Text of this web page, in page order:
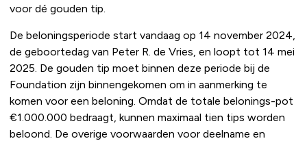
voor dé gouden tip.
De beloningsperiode start vandaag op 14 november 2024,
de geboortedag van Peter R. de Vries, en loopt tot 14 mei
2025. De gouden tip moet binnen deze periode bij de
Foundation zijn binnengekomen om in aanmerking te
komen voor een beloning. Omdat de totale belonings-pot
€1.000.000 bedraagt, kunnen maximaal tien tips worden
beloond. De overige voorwaarden voor deelname en